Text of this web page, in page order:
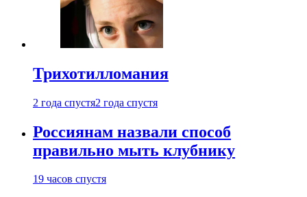
Трихотилломания
2 года спустя2 года спустя
Россиянам назвали способ
правильно мыть клубнику
19 часов спустя